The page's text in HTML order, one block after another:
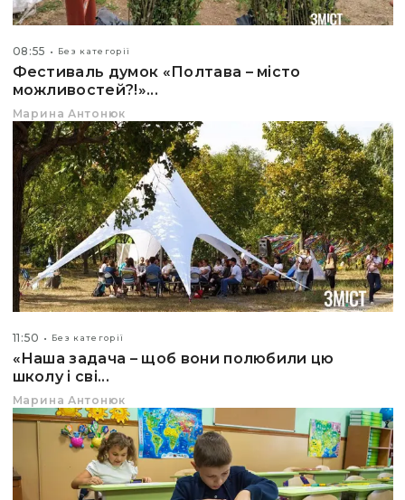
08:55 Без категорії
Фестиваль думок «Полтава – місто
можливостей?!»...
Марина Антонюк
11:50 Без категорії
«Наша задача – щоб вони полюбили цю
школу і сві...
Марина Антонюк